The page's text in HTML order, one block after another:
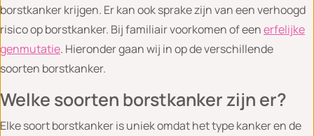
borstkanker krijgen. Er kan ook sprake zijn van een verhoogd
risico op borstkanker. Bij familiair voorkomen of eenerfelijke
genmutatie. Hieronder gaan wij in op de verschillende
soorten borstkanker.
Welke soorten borstkanker zijn er?
Elke soort borstkanker is uniek omdat het type kanker en de